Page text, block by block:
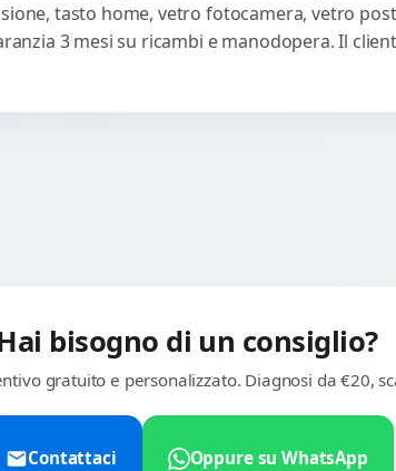
tasto home, vetro fotocamera, vetro
3 mesi su ricambi e manodopera. Il
bisogno di un consiglio?
gratuito e personalizzato. Diagnosi da €20,
Contattaci Oppure su WhatsApp